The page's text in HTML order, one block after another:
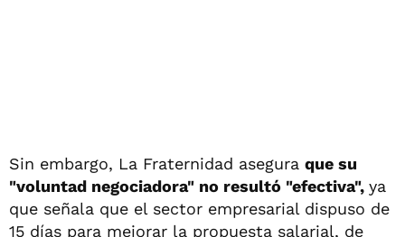
Sin embargo, La Fraternidad asegura que su
"voluntad negociadora" no resultó "efectiva", ya
que señala que el sector empresarial dispuso de
15 días para mejorar la propuesta salarial, de